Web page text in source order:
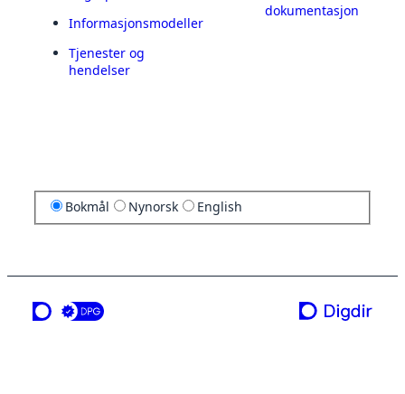
Informasjonsmodeller
Tjenester og
hendelser
dokumentasjon
Bokmål Nynorsk English